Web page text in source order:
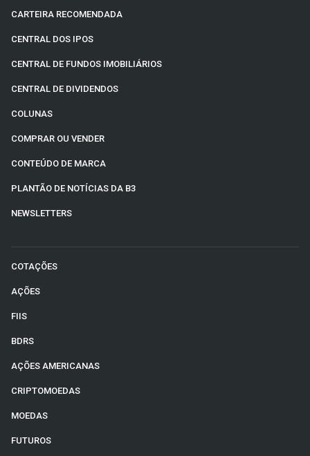
CARTEIRA RECOMENDADA
CENTRAL DOS IPOS
CENTRAL DE FUNDOS IMOBILIÁRIOS
CENTRAL DE DIVIDENDOS
COLUNAS
COMPRAR OU VENDER
CONTEÚDO DE MARCA
PLANTÃO DE NOTÍCIAS DA B3
NEWSLETTERS
COTAÇÕES
AÇÕES
FIIS
BDRS
AÇÕES AMERICANAS
CRIPTOMOEDAS
MOEDAS
FUTUROS